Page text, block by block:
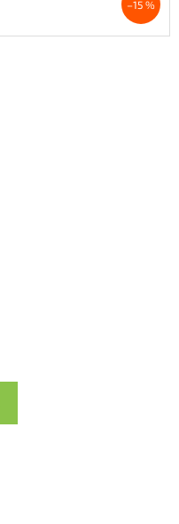
–15 %